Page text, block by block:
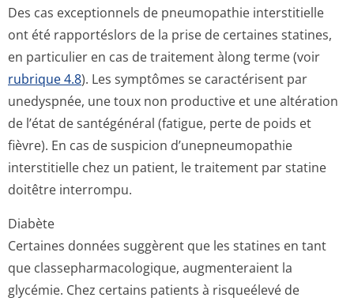
Des cas exceptionnels de pneumopathie interstitielle
ont été rapportéslors de la prise de certaines statines,
en particulier en cas de traitement àlong terme (voir
rubrique 4.8). Les symptômes se caractérisent par
unedyspnée, une toux non productive et une altération
de l’état de santégénéral (fatigue, perte de poids et
fièvre). En cas de suspicion d’unepneumopathie
interstitielle chez un patient, le traitement par statine
doitêtre interrompu.
Diabète
Certaines données suggèrent que les statines en tant
que classepharmaco­logique, augmenteraient la
glycémie. Chez certains patients à risqueélevé de